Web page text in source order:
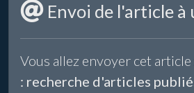
Envoi de l'article à
Vous allez envoyer cet article
: recherche d'articles